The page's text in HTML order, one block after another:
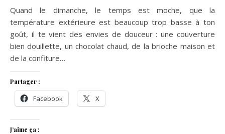
Quand le dimanche, le temps est moche, que la
température extérieure est beaucoup trop basse à ton
goût, il te vient des envies de douceur : une couverture
bien douillette, un chocolat chaud, de la brioche maison et
de la confiture…
Partager :
Facebook X
J’aime ça :